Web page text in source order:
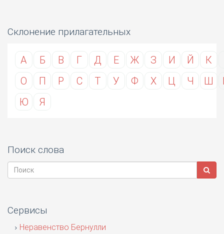
Склонение прилагательных
А Б В Г Д Е Ж З И Й К
О
П Р С Т У Ф Х Ц Ч Ш
Ю
Я
Поиск слова
Сервисы
Неравенство Бернулли